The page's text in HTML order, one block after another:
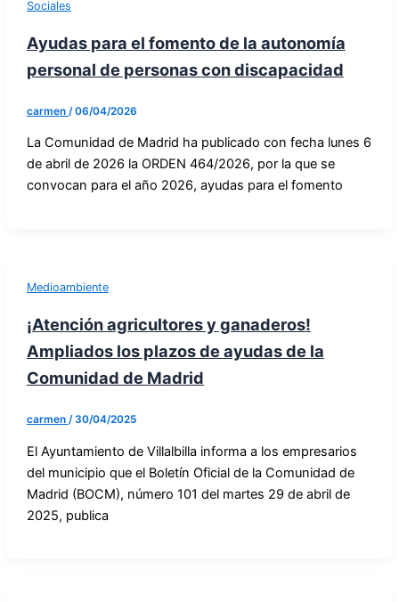
Sociales
Ayudas para el fomento de la autonomía
personal de personas con discapacidad
carmen /06/04/2026
La Comunidad de Madrid ha publicado con fecha lunes 6
de abril de 2026 la ORDEN 464/2026, por la que se
convocan para el año 2026, ayudas para el fomento
Medioambiente
¡Atención agricultores y ganaderos!
Ampliados los plazos de ayudas de la
Comunidad de Madrid
carmen /30/04/2025
El Ayuntamiento de Villalbilla informa a los empresarios
del municipio que el Boletín Oficial de la Comunidad de
Madrid (BOCM), número 101 del martes 29 de abril de
2025, publica